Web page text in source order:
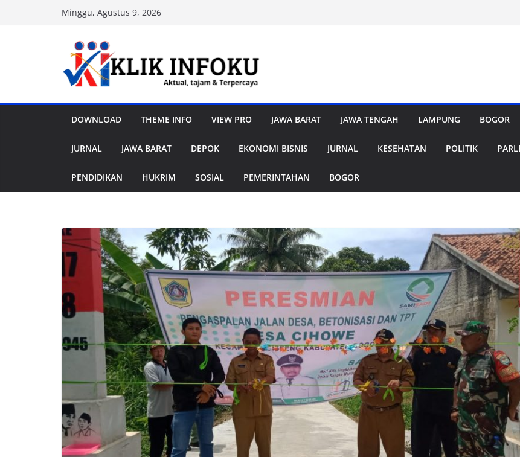
Minggu, Agustus 9, 2026
DOWNLOAD THEME INFO VIEW PRO JAWA BARAT JAWA TENGAH LAMPUNG BOGOR
JURNAL JAWA BARAT DEPOK EKONOMI BISNIS JURNAL KESEHATAN POLITIK
PENDIDIKAN HUKRIM SOSIAL PEMERINTAHAN BOGOR